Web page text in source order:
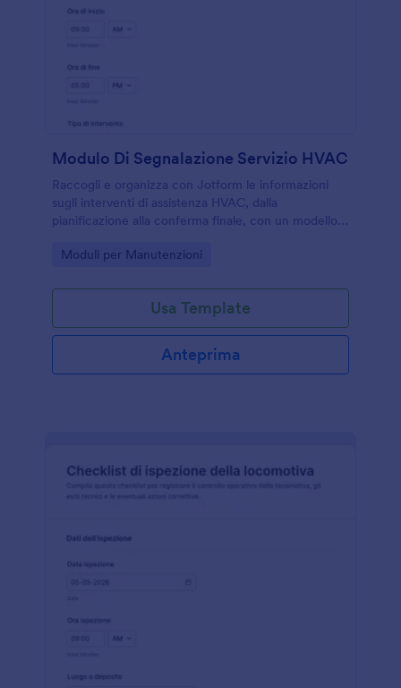
Modulo Di Segnalazione Servizio HVAC
Raccogli e organizza con Jotform le informazioni
sugli interventi di assistenza HVAC, dalla
pianificazione alla conferma finale, con un modello
responsabili di struttura.
Go to Category:
Moduli per Manutenzioni
Usa Template
Anteprima